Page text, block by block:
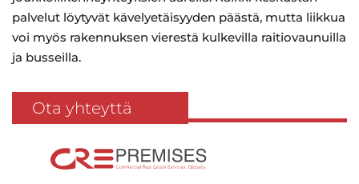
palvelut löytyvät kävelyetäisyyden päästä, mutta liikkua
voi myös rakennuksen vierestä kulkevilla raitiovaunuilla
ja busseilla.
Ota yhteyttä